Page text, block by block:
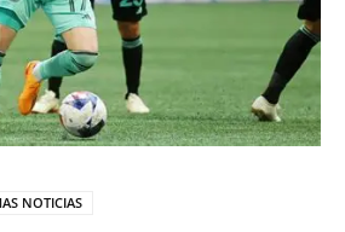
NOTICIAS